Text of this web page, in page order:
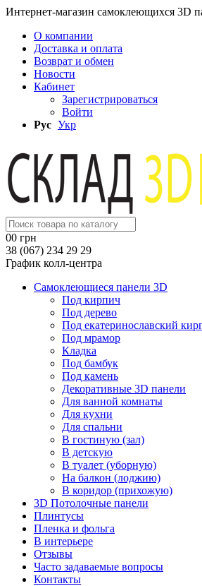
Интернет-магазин самоклеющихся 3D
О компании
Доставка и оплата
Возврат и обмен
Новости
Кабинет
Зарегистрироваться
Войти
Рус Укр
00 грн
38 (067) 234 29 29
График колл-центра
Самоклеющиеся панели 3D
Под кирпич
Под дерево
Под екатеринославский
Под мрамор
Кладка
Под бамбук
Под камень
Декоративные 3D панели
Для ванной комнаты
Для кухни
Для спальни
В гостиную (зал)
В детскую
В туалет (уборную)
На балкон (лоджию)
В коридор (прихожую)
3D Потолочные панели
Плинтусы
Пленка и фольга
В интерьере
Отзывы
Часто задаваемые вопросы
Контакты